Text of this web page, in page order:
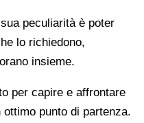
peculiarità è poter
lo richiedono,
insieme.
per capire e affrontare
punto di partenza.